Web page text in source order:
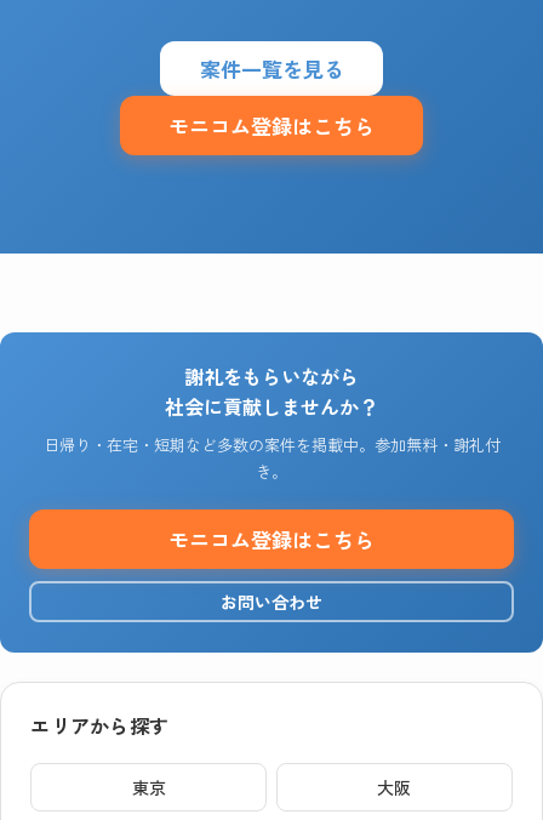
案件一覧を見る
モニコム登録はこちら
謝礼をもらいながら
社会に貢献しませんか？
日帰り・在宅・短期など多数の案件を掲載中。参加無料・謝礼付
き。
モニコム登録はこちら
お問い合わせ
エリアから探す
東京 大阪